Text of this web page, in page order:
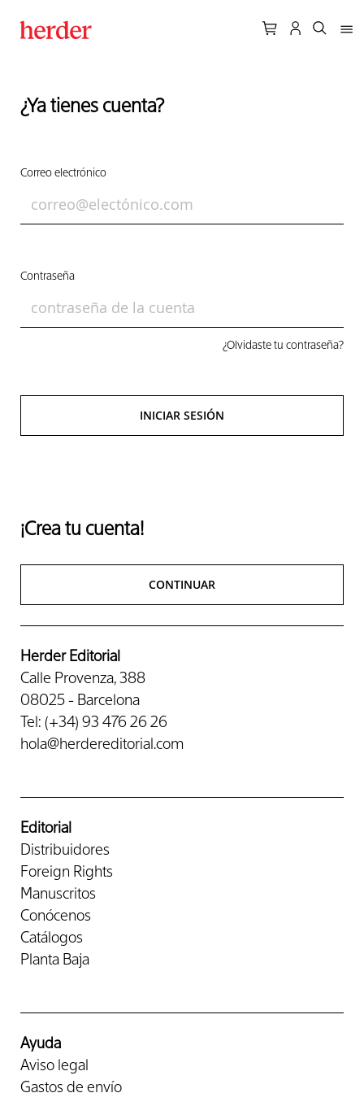
¿Ya tienes cuenta?
Correo electrónico
Contraseña
¿Olvidaste tu contraseña?
INICIAR SESIÓN
¡Crea tu cuenta!
CONTINUAR
Herder Editorial
Calle Provenza, 388
08025 - Barcelona
Tel: (+34) 93 476 26 26
hola@herdereditorial.com
Editorial
Distribuidores
Foreign Rights
Manuscritos
Conócenos
Catálogos
Planta Baja
Ayuda
Aviso legal
Gastos de envío